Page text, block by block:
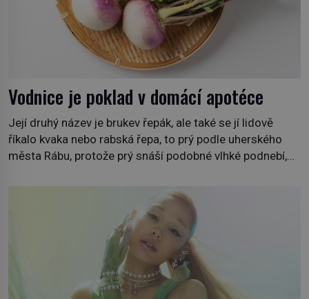
Vodnice je poklad v domácí apotéce
Její druhý název je brukev řepák, ale také se jí lidově
říkalo kvaka nebo rabská řepa, to prý podle uherského
města Rábu, protože prý snáší podobné vlhké podnebí,
někdy i v obchodech. Její bulvy jsou bílé, nahoře někdy